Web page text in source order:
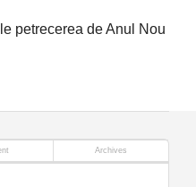
petrecerea de Anul Nou
Archives